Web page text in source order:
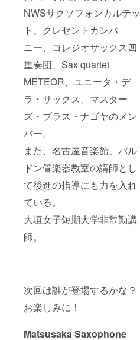
NWSサクソフォンカルテッ
ト、クレセントカンパ
ニー、コレジオサックス四
重奏団、Sax quartet
METEOR、ユニータ・デ
ラ・サックス、マスター
ズ・ブラス・ナゴヤのメン
バー。
また、名古屋音楽館、バル
ドン管楽器教室の講師とし
て後進の指導にも力を入れ
ている。
大垣女子短期大学非常勤講
師。
次回は誰が登場するかな？
お楽しみに！
Matsusaka Saxophone